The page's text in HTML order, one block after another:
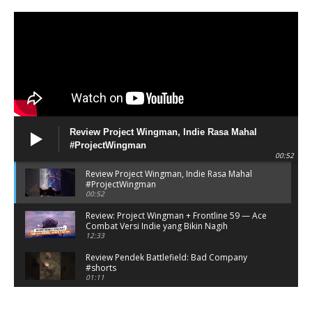
Review Project Wingman, Indie Rasa Mahal
#ProjectWingman
00:52
Review Project Wingman, Indie Rasa Mahal
#ProjectWingman
00:52
Review: Project Wingman + Frontline 59 — Ace
Combat Versi Indie yang Bikin Nagih
12:33
Review Pendek Battlefield: Bad Company
#shorts
01:11